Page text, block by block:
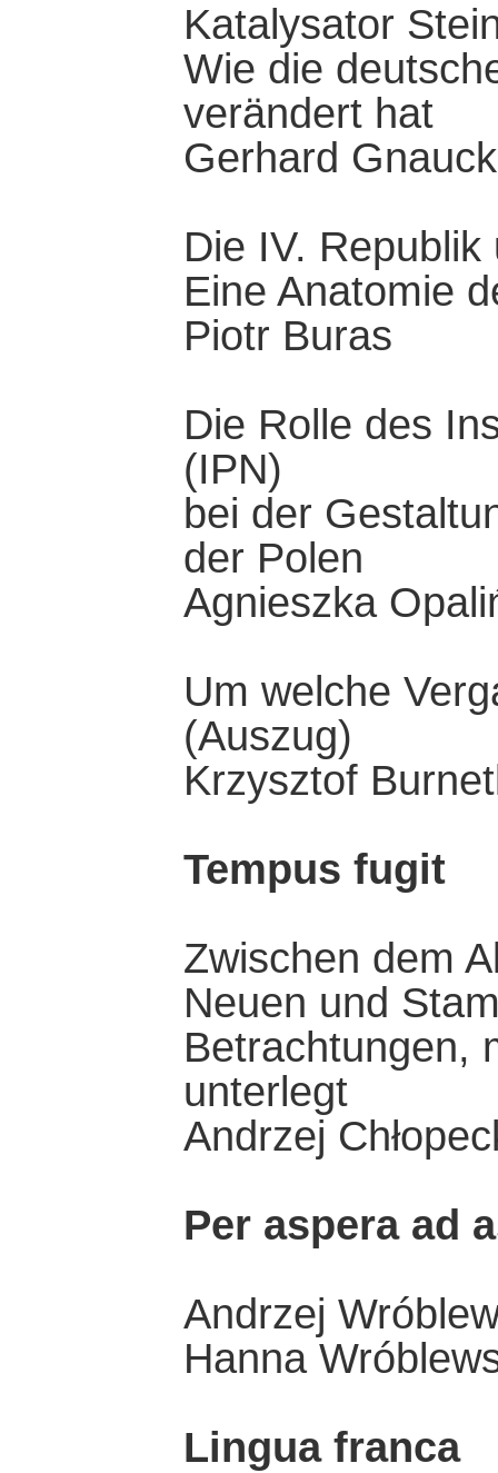
Katalysator
Wie die
verändert hat
Gerhard Gnauck
Die IV.
Eine Anatomie
Piotr Buras
Die Rolle des
(IPN)
bei der
der Polen
Agnieszka
Um welche
(Auszug)
Krzysztof
Tempus fugit
Zwischen dem
Neuen und
Betrachtungen,
unterlegt
Andrzej
Per aspera ad
Andrzej
Hanna
Lingua franca